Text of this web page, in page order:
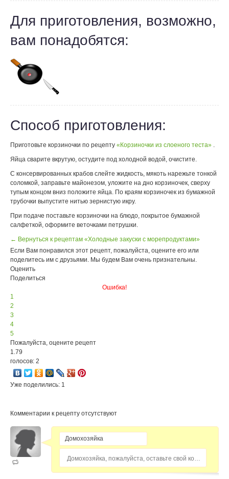
Для приготовления, возможно,
вам понадобятся:
Способ приготовления:
Приготовьте корзиночки по рецепту «Корзиночки из слоеного теста»
Яйца сварите вкрутую, остудите под холодной водой, очистите.
С консервированных крабов слейте жидкость, мякоть нарежьте тонкой
соломкой, заправьте майонезом, уложите на дно корзиночек, сверху
тупым концом вниз положите яйца. По краям корзиночек из бумажной
трубочки выпустите нитью зернистую икру.
При подаче поставьте корзиночки на блюдо, покрытое бумажной
салфеткой, оформите веточками петрушки.
← Вернуться к рецептам «Холодные закуски с морепродуктами»
Если Вам понравился этот рецепт, пожалуйста, оцените его или
поделитесь им с друзьями. Мы будем Вам очень признательны.
Оценить
Поделиться
Ошибка!
1
2
3
4
5
Пожалуйста, оцените рецепт
1.79
голосов: 2
Уже поделились: 1
Комментарии к рецепту отсутствуют